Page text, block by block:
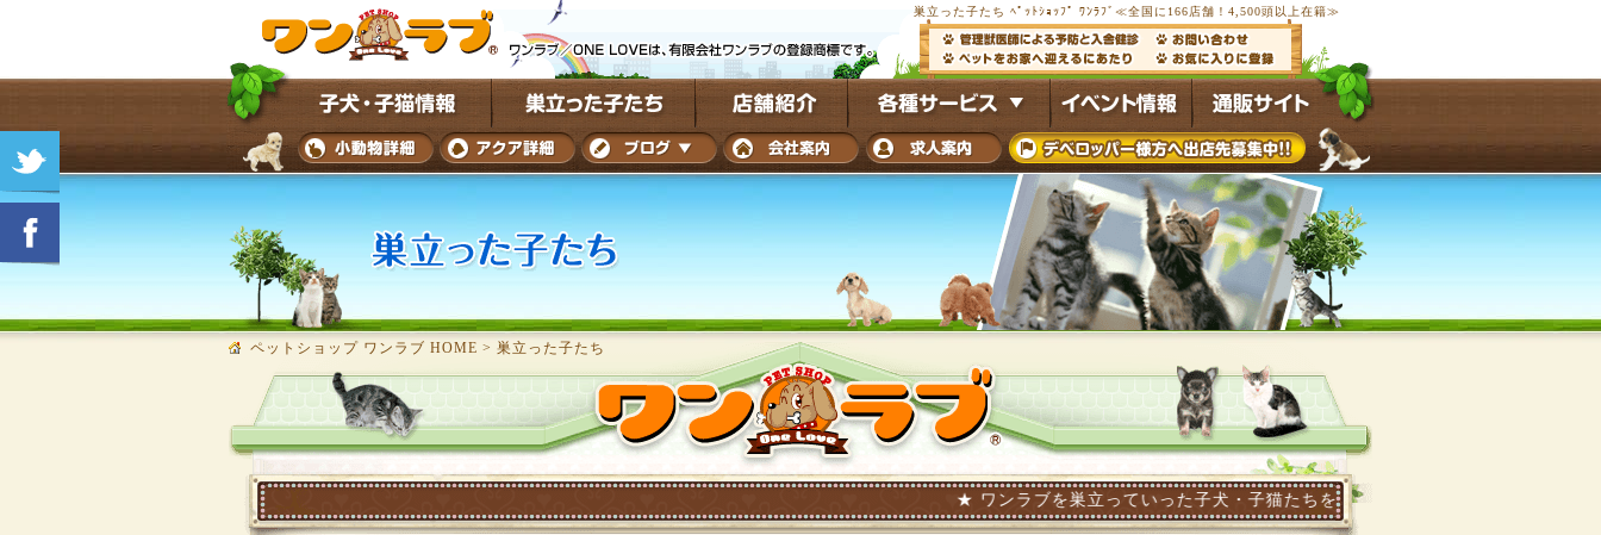
巣立った子たち ﾍﾟｯﾄｼｮｯﾌﾟ ﾜﾝﾗﾌﾞ≪全国に166店舗！4,500頭以上在籍≫
ペットショップ ワンラブ HOME > 巣立った子たち
★ ワンラブを巣立っていった子犬・子猫たちを写真画像で紹介します。